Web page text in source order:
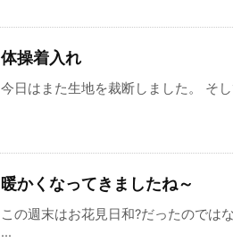
体操着入れ
今日はまた生地を裁断しました。 そ
暖かくなってきましたね～
この週末はお花見日和?だったのでは
...